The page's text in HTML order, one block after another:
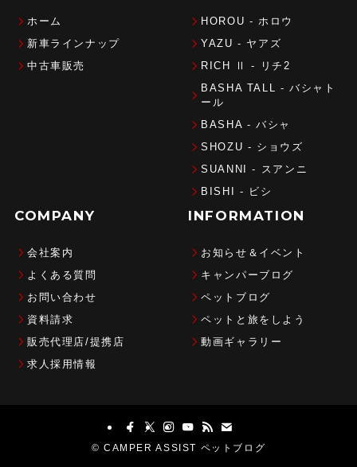
ホーム
新車ラインナップ
中古車販売
HOROU - ホロウ
YAZU - ヤアズ
RICH Ⅱ - リチ2
BASHA TALL - バシャト
ール
BASHA - バシャ
SHOZU - ショウズ
SUANNI - スアンニ
BISHI - ビシ
COMPANY
会社案内
よくある質問
お問い合わせ
資料請求
販売代理店/提携店
求人採用情報
INFORMATION
お知らせ＆イベント
キャンパーブログ
ペットブログ
ペットと旅をしよう
動画ギャラリー
© CAMPER ASSIST ペットブログ